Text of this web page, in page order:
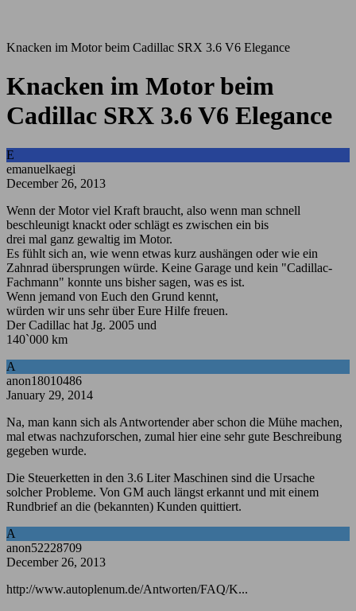
Knacken im Motor beim Cadillac SRX 3.6 V6 Elegance
Knacken im Motor beim
Cadillac SRX 3.6 V6 Elegance
E
emanuelkaegi
December 26, 2013
Wenn der Motor viel Kraft braucht, also wenn man schnell
beschleunigt knackt oder schlägt es zwischen ein bis
drei mal ganz gewaltig im Motor.
Es fühlt sich an, wie wenn etwas kurz aushängen oder wie ein
Zahnrad übersprungen würde. Keine Garage und kein "Cadillac-
Fachmann" konnte uns bisher sagen, was es ist.
Wenn jemand von Euch den Grund kennt,
würden wir uns sehr über Eure Hilfe freuen.
Der Cadillac hat Jg. 2005 und
140`000 km
A
anon18010486
January 29, 2014
Na, man kann sich als Antwortender aber schon die Mühe machen,
mal etwas nachzuforschen, zumal hier eine sehr gute Beschreibung
gegeben wurde.
Die Steuerketten in den 3.6 Liter Maschinen sind die Ursache
solcher Probleme. Von GM auch längst erkannt und mit einem
Rundbrief an die (bekannten) Kunden quittiert.
A
anon52228709
December 26, 2013
http://www.autoplenum.de/Antworten/FAQ/K...